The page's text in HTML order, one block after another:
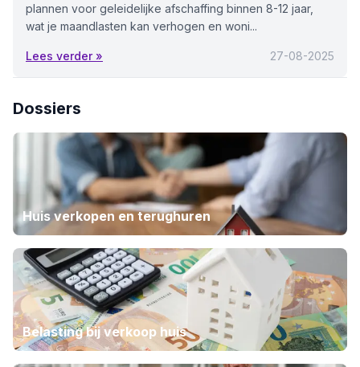
plannen voor geleidelijke afschaffing binnen 8-12 jaar,
wat je maandlasten kan verhogen en woni...
Lees verder » 27-08-2025
Dossiers
Huis verkopen en terughuren
Belasting bij verkoop huis